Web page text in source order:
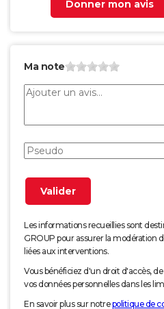
Donner mon avis
Ma note
Les informations recueillies sont
GROUP pour assurer la modération
liées aux interventions.
Vous bénéficiez d'un droit d'accès,
vos données personnelles dans les
En savoir plus sur notrepolitique de